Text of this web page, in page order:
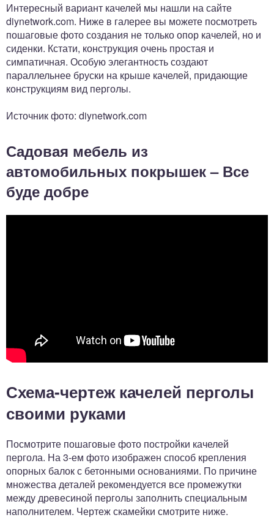
Интересный вариант качелей мы нашли на сайте
diynetwork.com. Ниже в галерее вы можете посмотреть
пошаговые фото создания не только опор качелей, но и
сиденки. Кстати, конструкция очень простая и
симпатичная. Особую элегантность создают
параллельнее бруски на крыше качелей, придающие
конструкциям вид перголы.
Источник фото: diynetwork.com
Садовая мебель из
автомобильных покрышек – Все
буде добре
Схема-чертеж качелей перголы
своими руками
Посмотрите пошаговые фото постройки качелей
пергола. На 3-ем фото изображен способ крепления
опорных балок с бетонными основаниями. По причине
множества деталей рекомендуется все промежутки
между древесиной перголы заполнить специальным
наполнителем. Чертеж скамейки смотрите ниже.